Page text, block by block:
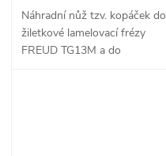
Náhradní nůž tzv. kopáček do
žiletkové lamelovací frézy
FREUD TG13M a do